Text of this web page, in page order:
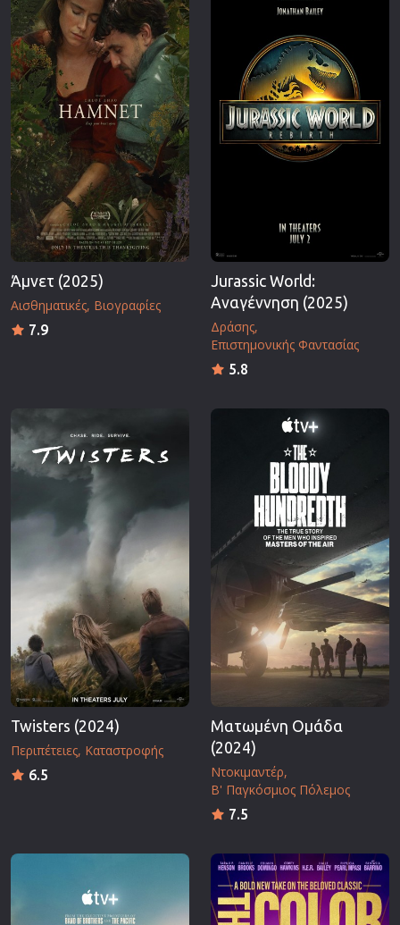
Επιστημονικής Φαντασίας
Εποχής
Ερωτικές
Ευρωπαικός Κινηματογράφος
Θρησκευτικές
Θρίλερ
Ιστορικές
Καταστροφής
Κλασσικές
Άμνετ (2025)
Αισθηματικές Βιογραφίες
7.9
Jurassic World:
Αναγέννηση (2025)
Δράσης
Επιστημονικής Φαντασίας
5.8
Twisters (2024)
Περιπέτειες Καταστροφής
6.5
Ματωμένη Ομάδα
(2024)
Ντοκιμαντέρ
Β' Παγκόσμιος Πόλεμος
7.5